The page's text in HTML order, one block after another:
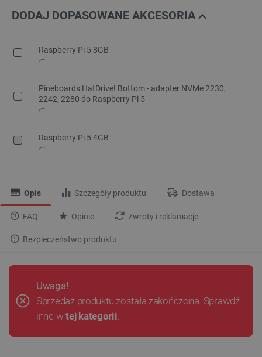
DODAJ DOPASOWANE AKCESORIA
Raspberry Pi 5 8GB
Pineboards HatDrive! Bottom - adapter NVMe 2230,
2242, 2280 do Raspberry Pi 5
Raspberry Pi 5 4GB
Opis Szczegóły produktu Dostawa
FAQ Opinie Zwroty i reklamacje
Bezpieczeństwo produktu
Uwaga!
Sprzedaż produktu została zakończona. Sprawdź
inne wtej kategorii.